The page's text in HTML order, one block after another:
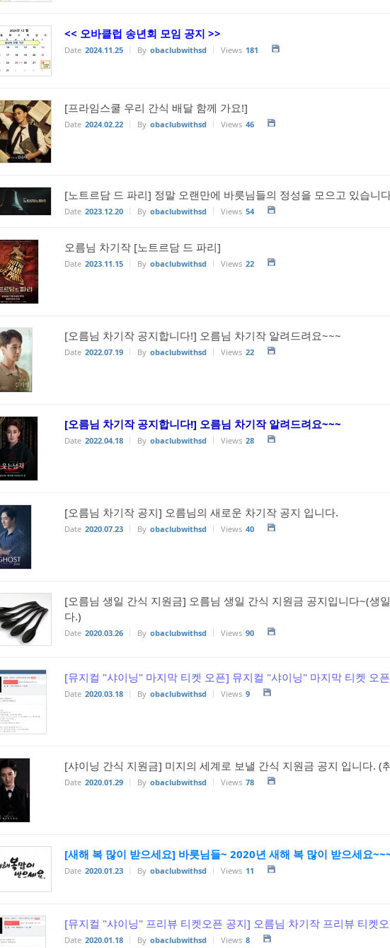
<< 오바클럽 송년회 모임 공지 >>
Date 2024.11.25 By obaclubwithsd Views 181
[프라임스쿨 우리 간식 배달 함께 가요!]
Date 2024.02.22 By obaclubwithsd Views 46
[노트르담 드 파리] 정말 오랜만에 바릇님들의 정성을 모으고 있습니
Date 2023.12.20 By obaclubwithsd Views 54
오름님 차기작 [노트르담 드 파리]
Date 2023.11.15 By obaclubwithsd Views 22
[오름님 차기작 공지합니다!] 오름님 차기작 알려드려요~~~
Date 2022.07.19 By obaclubwithsd Views 22
[오름님 차기작 공지합니다!] 오름님 차기작 알려드려요~~~
Date 2022.04.18 By obaclubwithsd Views 28
[오름님 차기작 공지] 오름님의 새로운 차기작 공지 입니다.
Date 2020.07.23 By obaclubwithsd Views 40
[오름님 생일 간식 지원금] 오름님 생일 간식 지원금 공지입니다~(생
다.)
Date 2020.03.26 By obaclubwithsd Views 90
[뮤지컬 "샤이닝" 마지막 티켓 오픈] 뮤지컬 "샤이닝" 마지막 티켓 오
Date 2020.03.18 By obaclubwithsd Views 9
[샤이닝 간식 지원금] 미지의 세계로 보낼 간식 지원금 공지 입니다. (
Date 2020.01.29 By obaclubwithsd Views 78
[새해 복 많이 받으세요] 바릇님들~ 2020년 새해 복 많이 받으세요
Date 2020.01.23 By obaclubwithsd Views 11
[뮤지컬 "샤이닝" 프리뷰 티켓오픈 공지] 오름님 차기작 프리뷰 티켓
Date 2020.01.18 By obaclubwithsd Views 8